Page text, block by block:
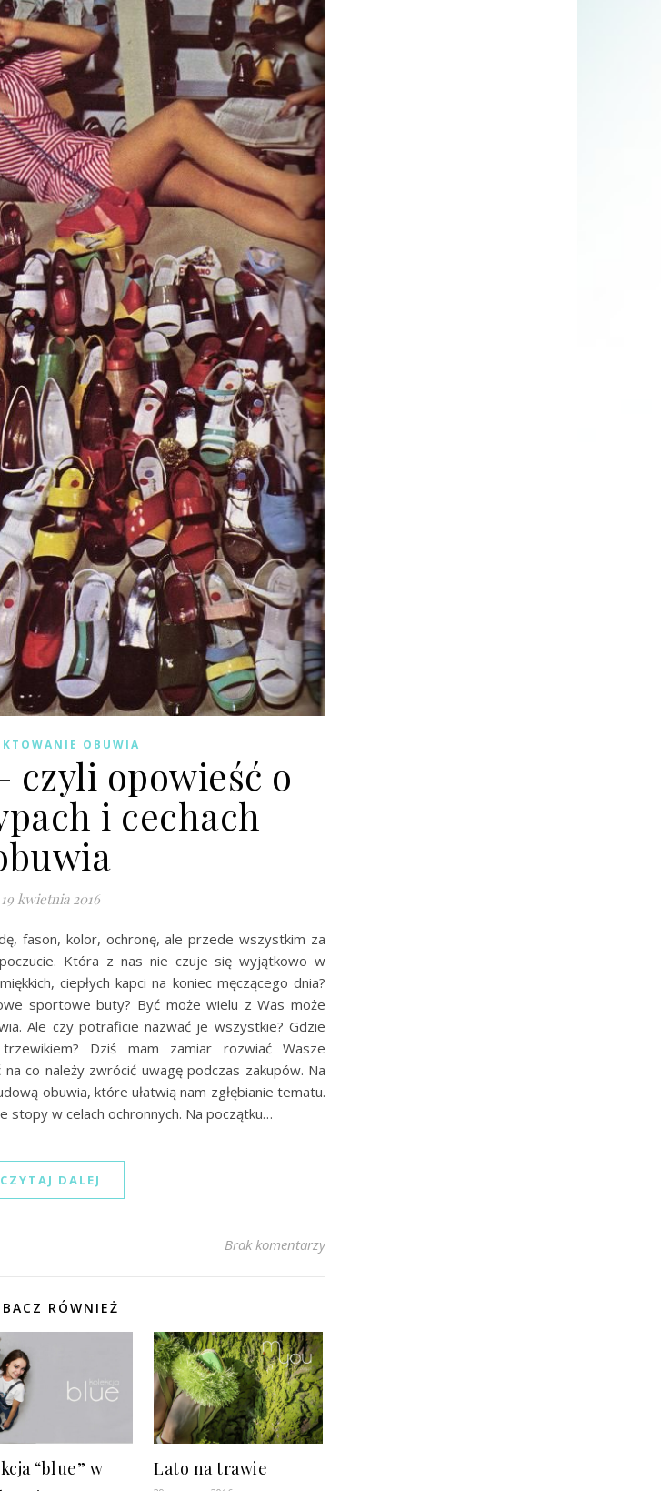
OBUWIA
czyli opowieść o
i cechach
19 kwietnia 2016
fason, kolor, ochronę, ale przede wszystkim za
Która z nas nie czuje się wyjątkowo w
ciepłych kapci na koniec męczącego dnia?
sportowe buty? Być może wielu z Was może
Ale czy potraficie nazwać je wszystkie? Gdzie
Dziś mam zamiar rozwiać Wasze
co należy zwrócić uwagę podczas zakupów. Na
obuwia, które ułatwią nam zgłębianie tematu.
stopy w celach ochronnych. Na początku…
CZYTAJ DALEJ
Brak komentarzy
RÓWNIEŻ
“blue” w
Lato na trawie